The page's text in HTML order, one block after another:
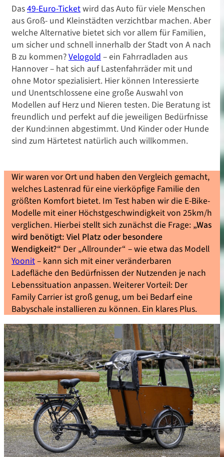
Das49-Euro-Ticketwird das Auto für viele Menschen
aus Groß- und Kleinstädten verzichtbar machen. Aber
welche Alternative bietet sich vor allem für Familien,
um sicher und schnell innerhalb der Stadt von A nach
B zu kommen?Velogold – ein Fahrradladen aus
Hannover – hat sich auf Lastenfahrräder mit und
ohne Motor spezialisiert. Hier können Interessierte
und Unentschlossene eine große Auswahl von
Modellen auf Herz und Nieren testen. Die Beratung ist
freundlich und perfekt auf die jeweiligen Bedürfnisse
der Kund:innen abgestimmt. Und Kinder oder Hunde
sind zum Härtetest natürlich auch willkommen.
Wir waren vor Ort und haben den Vergleich gemacht,
welches Lastenrad für eine vierköpfige Familie den
größten Komfort bietet. Im Test haben wir die E-Bike-
Modelle mit einer Höchstgeschwindigkeit von 25km/h
verglichen. Hierbei stellt sich zunächst die Frage: „Was
wird benötigt: Viel Platz oder besondere
Wendigkeit?“ Der „Allrounder“ – wie etwa das Modell
Yoonit– kann sich mit einer veränderbaren
Ladefläche den Bedürfnissen der Nutzenden je nach
Lebenssituation anpassen. Weiterer Vorteil: Der
Family Carrier ist groß genug, um bei Bedarf eine
Babyschale installieren zu können. Ein klares Plus.